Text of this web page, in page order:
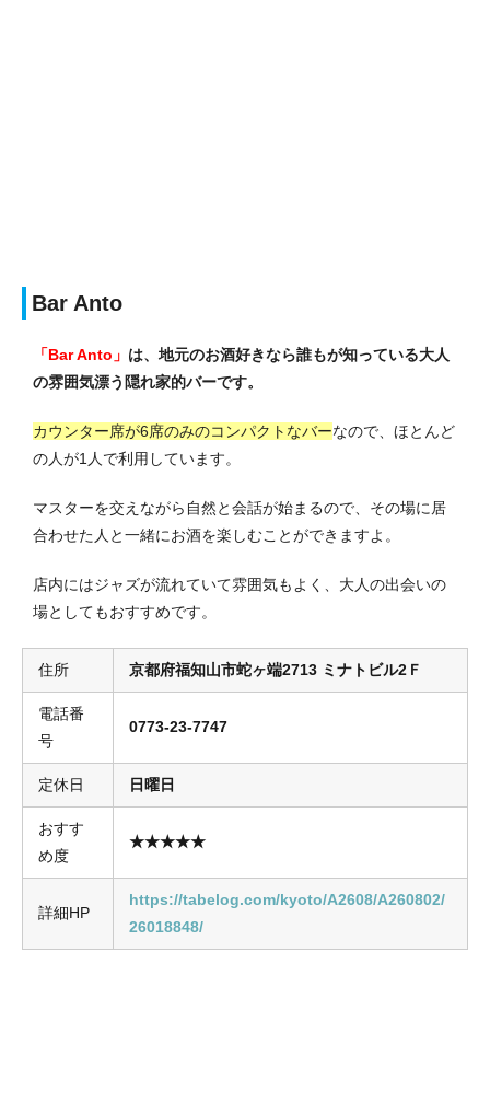
Bar Anto
「Bar Anto」 は、地元のお酒好きなら誰もが知っている大人
の雰囲気漂う隠れ家的バーです。
カウンター席が6席のみのコンパクトなバーなので、ほとんど
の人が1人で利用しています。
マスターを交えながら自然と会話が始まるので、その場に居
合わせた人と一緒にお酒を楽しむことができますよ。
店内にはジャズが流れていて雰囲気もよく、大人の出会いの
場としてもおすすめです。
住所 京都府福知山市蛇ヶ端2713 ミナトビル2Ｆ
電話番
号
0773-23-7747
定休日 日曜日
おすす
め度
★★★★★
詳細HP
https://tabelog.com/kyoto/A2608/A260802/
26018848/